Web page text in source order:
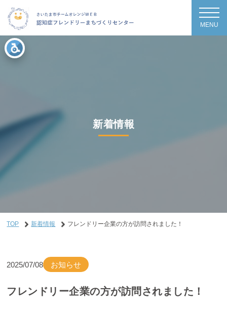
MENU
新着情報
TOP 新着情報 フレンドリー企業の方が訪問されました！
2025/07/08 お知らせ
フレンドリー企業の方が訪問されました！